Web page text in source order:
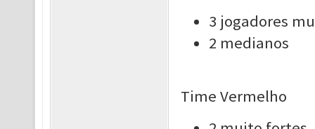
3 jogadores
2 medianos
Time Vermelho